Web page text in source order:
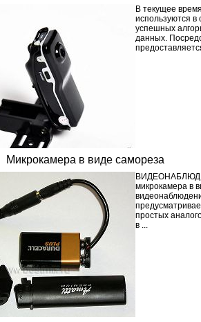
В текущее
используются
успешных
данных.
Микрокамера в виде самореза
микрокамера в
простых
в ...